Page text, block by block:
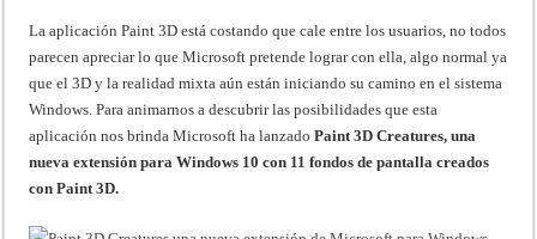
La aplicación Paint 3D está costando que cale entre los usuarios, no todos
parecen apreciar lo que Microsoft pretende lograr con ella, algo normal ya
que el 3D y la realidad mixta aún están iniciando su camino en el sistema
Windows. Para animarnos a descubrir las posibilidades que esta
aplicación nos brinda Microsoft ha lanzadoPaint 3D Creatures, una
nueva extensión para Windows 10 con 11 fondos de pantalla creados
con Paint 3D.